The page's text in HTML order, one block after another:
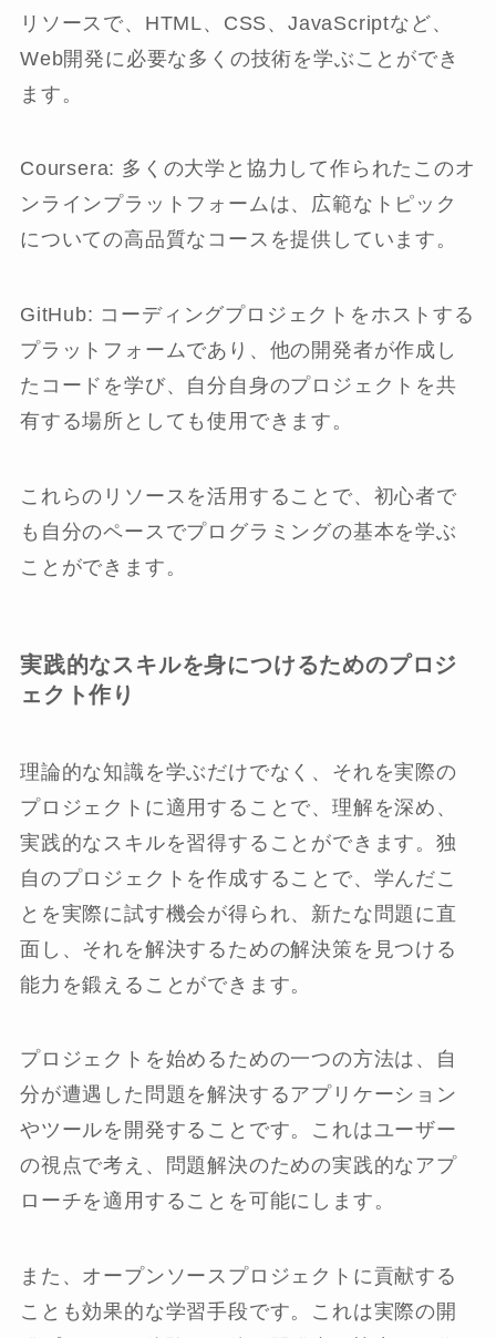
リソースで、HTML、CSS、JavaScriptなど、
Web開発に必要な多くの技術を学ぶことができ
ます。
Coursera: 多くの大学と協力して作られたこのオ
ンラインプラットフォームは、広範なトピック
についての高品質なコースを提供しています。
GitHub: コーディングプロジェクトをホストする
プラットフォームであり、他の開発者が作成し
たコードを学び、自分自身のプロジェクトを共
有する場所としても使用できます。
これらのリソースを活用することで、初心者で
も自分のペースでプログラミングの基本を学ぶ
ことができます。
実践的なスキルを身につけるためのプロジ
ェクト作り
理論的な知識を学ぶだけでなく、それを実際の
プロジェクトに適用することで、理解を深め、
実践的なスキルを習得することができます。独
自のプロジェクトを作成することで、学んだこ
とを実際に試す機会が得られ、新たな問題に直
面し、それを解決するための解決策を見つける
能力を鍛えることができます。
プロジェクトを始めるための一つの方法は、自
分が遭遇した問題を解決するアプリケーション
やツールを開発することです。これはユーザー
の視点で考え、問題解決のための実践的なアプ
ローチを適用することを可能にします。
また、オープンソースプロジェクトに貢献する
ことも効果的な学習手段です。これは実際の開